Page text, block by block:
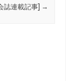
誌連載記事] →